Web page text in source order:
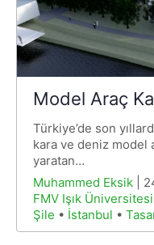
Model Araç
Türkiye’de son
kara ve deniz model
yaratan…
Muhammed Eksik |
FMV Işık Üniversitesi
Şile • İstanbul •